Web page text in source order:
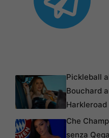
Pickleball
Bouchard
Harkleroad
Che
senza